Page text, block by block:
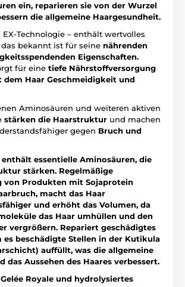
ein, reparieren sie von der Wurzel
die allgemeine Haargesundheit.
Technologie – enthält wertvolles
bekannt ist für seine nährenden
Eigenschaften.
für eine tiefe Nährstoffversorgung
dem Haar Geschmeidigkeit und
Aminosäuren und weiteren aktiven
stärken die Haarstruktur und machen
gegen Bruch und
essentielle Aminosäuren, die
stärken. Regelmäßige
von Produkten mit Sojaprotein
macht das Haar
und erhöht das Volumen, da
das Haar umhüllen und den
vergrößern. Repariert geschädigtes
es beschädigte Stellen in der Kutikula
auffüllt, was die allgemeine
das Aussehen des Haares verbessert.
Royale und hydrolysiertes